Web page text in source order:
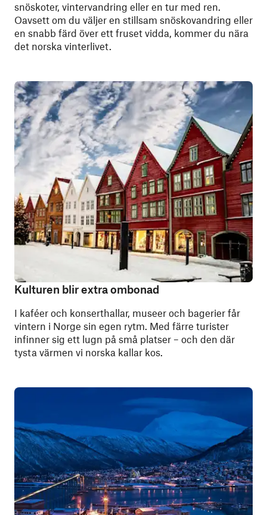
snöskoter, vintervandring eller en tur med ren.
Oavsett om du väljer en stillsam snöskovandring eller
en snabb färd över ett fruset vidda, kommer du nära
det norska vinterlivet.
Kulturen blir extra ombonad
I kaféer och konserthallar, museer och bagerier får
vintern i Norge sin egen rytm. Med färre turister
infinner sig ett lugn på små platser – och den där
tysta värmen vi norska kallar kos.